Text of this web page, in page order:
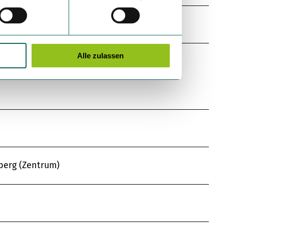
Alle zulassen
(Zentrum)